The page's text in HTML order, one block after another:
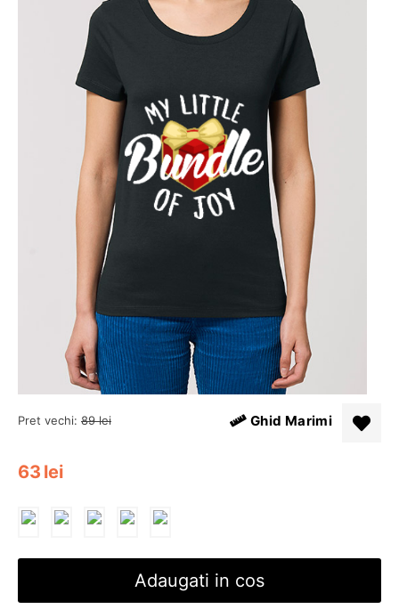
Pret vechi: 89 lei
63 lei
Ghid Marimi
Adaugati in cos